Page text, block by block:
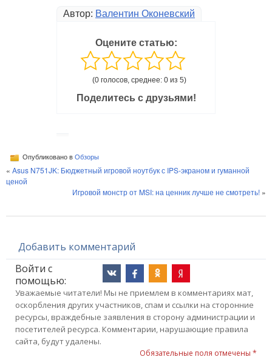
Автор: Валентин Оконевский
Оцените статью:
(0 голосов, среднее: 0 из 5)
Поделитесь с друзьями!
Опубликовано в Обзоры
« Asus N751JK: Бюджетный игровой ноутбук с IPS-экраном и гуманной
ценой
Игровой монстр от MSI: на ценник лучше не смотреть! »
Добавить комментарий
Войти с
помощью:
Уважаемые читатели! Мы не приемлем в комментариях мат,
оскорбления других участников, спам и ссылки на сторонние
ресурсы, враждебные заявления в сторону администрации и
посетителей ресурса. Комментарии, нарушающие правила
сайта, будут удалены.
Обязательные поля отмечены *